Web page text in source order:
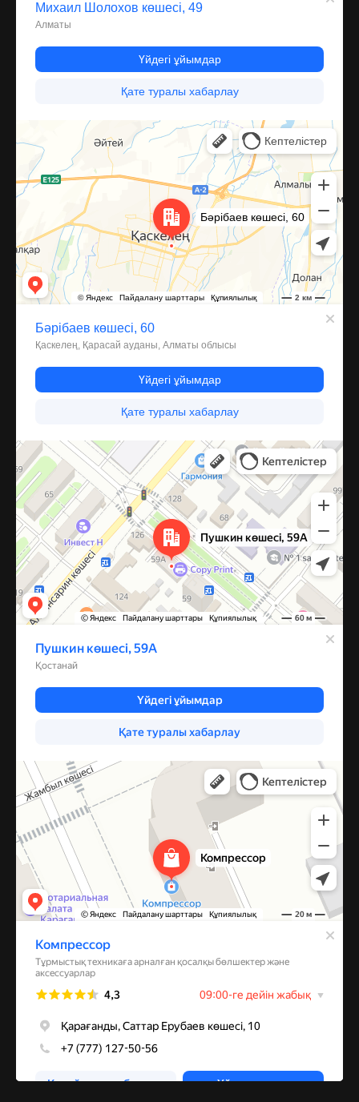
Улица Барибаева, 60 — Яндекс Карты
Костанай
Улица Пушкина, 59А — Яндекс Карты
Компрессор
Запчасти и аксессуары для бытовой техники в Караганде